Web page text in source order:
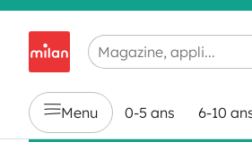
Chargement en cours...
Menu 0-5 ans 6-10